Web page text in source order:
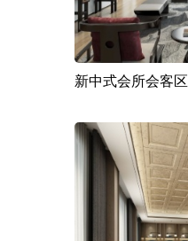
新中式会所会客区